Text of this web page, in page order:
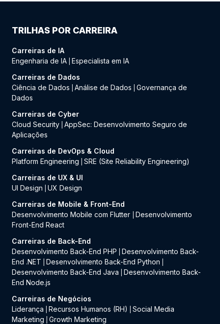
TRILHAS POR CARREIRA
Carreiras de IA
Engenharia de IA Especialista em IA
Carreiras de Dados
Ciência de Dados
Análise de Dados
Governança de
Dados
Carreiras de Cyber
Cloud Security AppSec: Desenvolvimento Seguro de
Aplicações
Carreiras de DevOps & Cloud
Platform Engineering
SRE (Site Reliability Engineering)
Carreiras de UX & UI
UI Design
UX Design
Carreiras de Mobile & Front-End
Desenvolvimento Mobile com Flutter
Desenvolvimento
Front-End React
Carreiras de Back-End
Desenvolvimento Back-End PHP
Desenvolvimento Back-
End .NET
Desenvolvimento Back-End Python
Desenvolvimento Back-End Java
Desenvolvimento Back-
End Node.js
Carreiras de Negócios
Liderança
Recursos Humanos (RH)
Social Media
Marketing
Growth Marketing